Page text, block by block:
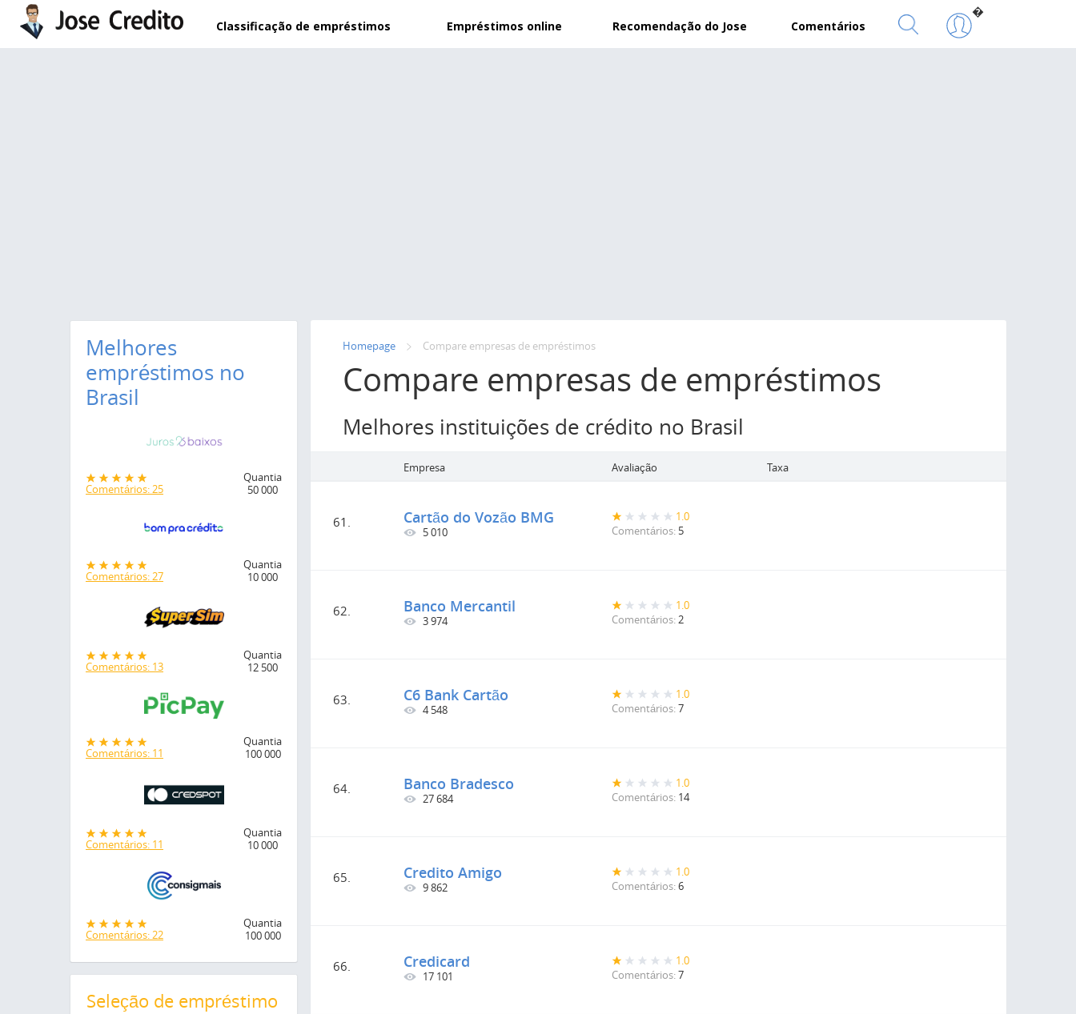
Pular para o conteúdo principal
Classificação de empréstimos Empréstimos online Recomendação do Jose Comentários
�
Homepage Compare empresas de empréstimos
Compare empresas de empréstimos
Melhores instituições de crédito no Brasil
Empresa Avaliação Taxa
61. Cartão do Vozão BMG
5 010
1.0
Comentários:5
62. Banco Mercantil
3 974
1.0
Comentários:2
63. C6 Bank Cartão
4 548
1.0
Comentários:7
64. Banco Bradesco
27 684
1.0
Comentários:14
65. Credito Amigo
9 862
1.0
Comentários:6
66. Credicard
17 101
1.0
Comentários:7
Melhores
empréstimos no
Brasil
Comentários: 25
Quantia
50 000
Comentários: 27
Quantia
10 000
Comentários: 13
Quantia
12 500
Comentários: 11
Quantia
100 000
Comentários: 11
Quantia
10 000
Comentários: 22
Quantia
100 000
Seleção de empréstimo